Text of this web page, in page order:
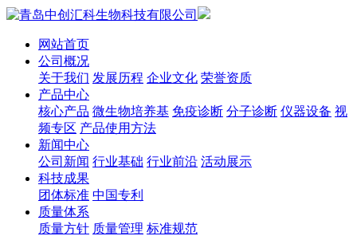
网站首页
公司概况
关于我们 发展历程 企业文化 荣誉资质
产品中心
核心产品 微生物培养基 免疫诊断 分子诊断 仪器设备 视
频专区 产品使用方法
新闻中心
公司新闻 行业基础 行业前沿 活动展示
科技成果
团体标准 中国专利
质量体系
质量方针 质量管理 标准规范